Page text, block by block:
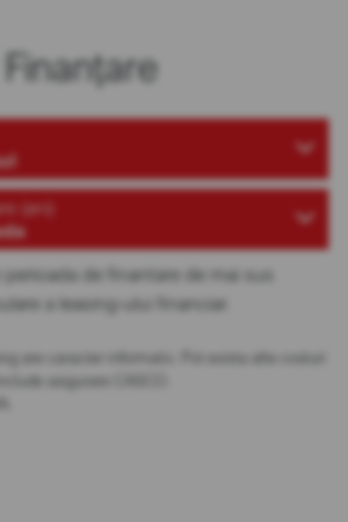
(ani)
perioada de finantare de mai sus
a leasing-ului financiar.
are caracter informativ. Pot exista alte costuri
asigurare CASCO.